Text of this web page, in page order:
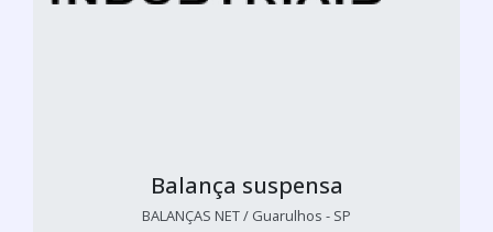
Balança suspensa
BALANÇAS NET / Guarulhos - SP